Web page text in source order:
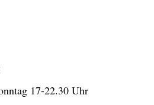
17-22.30 Uhr